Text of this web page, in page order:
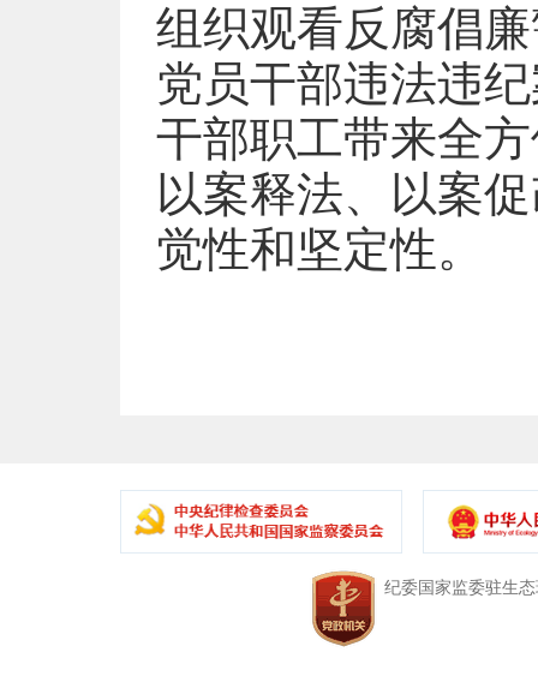
组织观看反腐倡
党员干部违法违
干部职工带来全
以案释法、以案
觉性和坚定性。
中央纪委国家监委驻生